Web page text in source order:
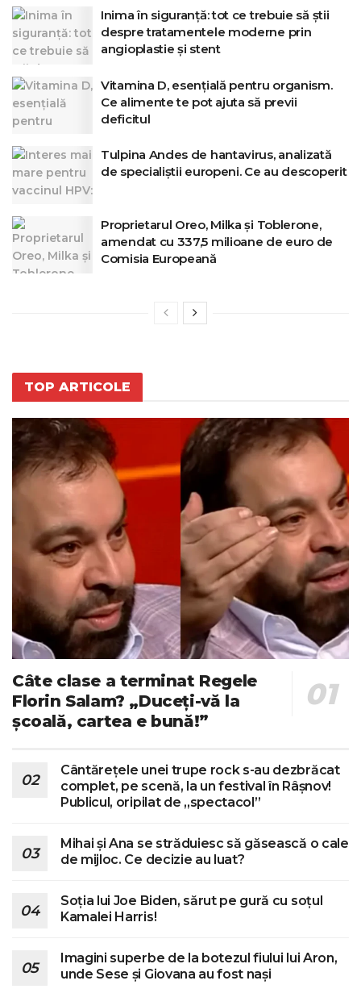
Inima în siguranță: tot ce trebuie să știi
despre tratamentele moderne prin
angioplastie și stent
Vitamina D, esențială pentru organism.
Ce alimente te pot ajuta să previi
deficitul
Tulpina Andes de hantavirus, analizată
de specialiștii europeni. Ce au descoperit
Proprietarul Oreo, Milka și Toblerone,
amendat cu 337,5 milioane de euro de
Comisia Europeană
TOP ARTICOLE
Câte clase a terminat Regele
Florin Salam? „Duceți-vă la
școală, cartea e bună!”
Cântărețele unei trupe rock s-au dezbrăcat
complet, pe scenă, la un festival în Râșnov!
Publicul, oripilat de „spectacol”
Mihai și Ana se străduiesc să găsească o cale
de mijloc. Ce decizie au luat?
Soția lui Joe Biden, sărut pe gură cu soțul
Kamalei Harris!
Imagini superbe de la botezul fiului lui Aron,
unde Sese și Giovana au fost nași